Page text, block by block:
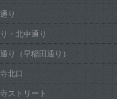
り
・北中通り
り（早稲田通り）
北口
ストリート